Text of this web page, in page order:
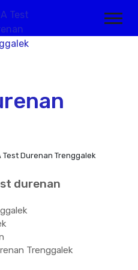
Test Durenan Trenggalek
durenan
Trenggalek